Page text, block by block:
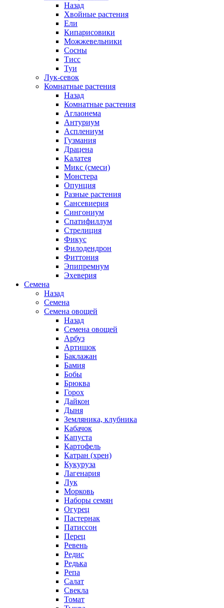
Назад
Хвойные растения
Ели
Кипарисовики
Можжевельники
Сосны
Тисс
Туи
Лук-севок
Комнатные растения
Назад
Комнатные растения
Аглаонема
Антуриум
Асплениум
Гузмания
Драцена
Калатея
Микс (смеси)
Монстера
Опунция
Разные растения
Сансевиерия
Сингониум
Спатифиллум
Стрелиция
Фикус
Филодендрон
Фиттония
Эпипремнум
Эхеверия
Семена
Назад
Семена
Семена овощей
Назад
Семена овощей
Арбуз
Артишок
Баклажан
Бамия
Бобы
Брюква
Горох
Дайкон
Дыня
Земляника, клубника
Кабачок
Капуста
Картофель
Катран (хрен)
Кукуруза
Лагенария
Лук
Морковь
Наборы семян
Огурец
Пастернак
Патиссон
Перец
Ревень
Редис
Редька
Репа
Салат
Свекла
Томат